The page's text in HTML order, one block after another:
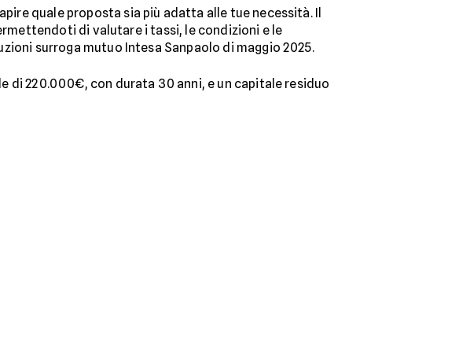
quale proposta sia più adatta alle tue necessità. Il
di valutare i tassi, le condizioni e le
surroga mutuo Intesa Sanpaolo di maggio 2025.
di 220.000€, con durata 30 anni, e un capitale residuo